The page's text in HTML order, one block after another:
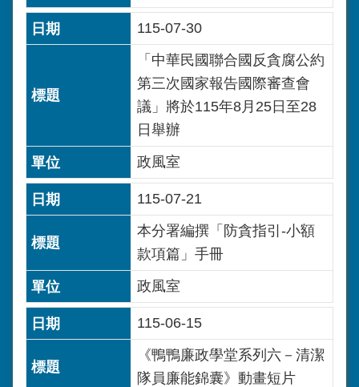
115-07-30
「中華民國聯合國反貪腐公約
第三次國家報告國際審查會
議」將於115年8月25日至28
日舉辦
政風室
115-07-21
本分署編撰「防貪指引-小額
款項篇」手冊
政風室
115-06-15
《鴨鴨廉政學堂系列六－清潔
隊員廉能錦囊》動畫短片